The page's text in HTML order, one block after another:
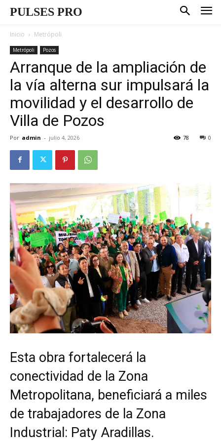
PULSES PRO
Inicio Metrópoli
Metrópoli Pozos
Arranque de la ampliación de
la vía alterna sur impulsará la
movilidad y el desarrollo de
Villa de Pozos
Por admin - julio 4, 2026 0
78
Esta obra fortalecerá la
conectividad de la Zona
Metropolitana, beneficiará a miles
de trabajadores de la Zona
Industrial: Paty Aradillas.